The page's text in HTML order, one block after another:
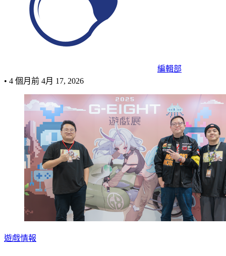
編輯部
• 4 個月前 4月 17, 2026
遊戲情報